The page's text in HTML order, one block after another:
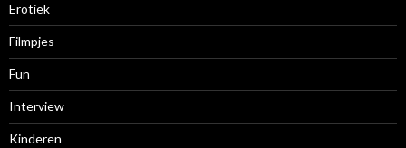
Erotiek
Filmpjes
Fun
Interview
Kinderen